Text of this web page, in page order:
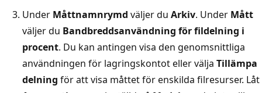
Under Måttnamnrymd väljer du Arkiv. Under Mått
väljer du Bandbreddsanvändning för fildelning i
procent. Du kan antingen visa den genomsnittliga
användningen för lagringskontot eller välja Tillämpa
delning för att visa måttet för enskilda filresurser. Låt